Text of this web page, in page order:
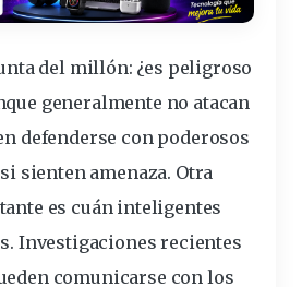
del millón: ¿es peligroso
generalmente no atacan
defenderse con poderosos
sienten amenaza. Otra
es cuán inteligentes
Investigaciones recientes
comunicarse con los